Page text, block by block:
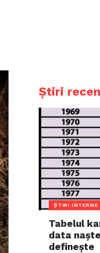
Știri
ȘTIRI INTERNE
Tabelul
data
definește